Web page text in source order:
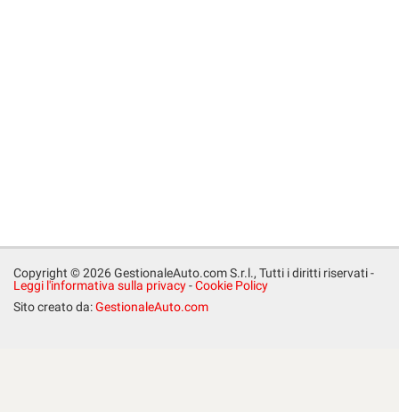
Copyright © 2026 GestionaleAuto.com S.r.l., Tutti i diritti riservati -
Leggi l'informativa sulla privacy-Cookie Policy
Sito creato da:GestionaleAuto.com